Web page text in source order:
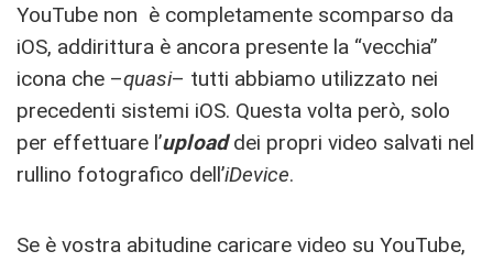
YouTube non è completamente scomparso da
iOS, addirittura è ancora presente la “vecchia”
icona che –quasi– tutti abbiamo utilizzato nei
precedenti sistemi iOS. Questa volta però, solo
per effettuare l’uploaddei propri video salvati nel
rullino fotografico dell’iDevice.
Se è vostra abitudine caricare video su YouTube,